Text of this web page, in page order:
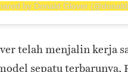
by Donald Glover
telah menjalin kerja
sepatu terbarunya,